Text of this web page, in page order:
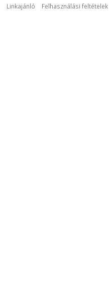
Linkajánló
Felhasználási feltételek